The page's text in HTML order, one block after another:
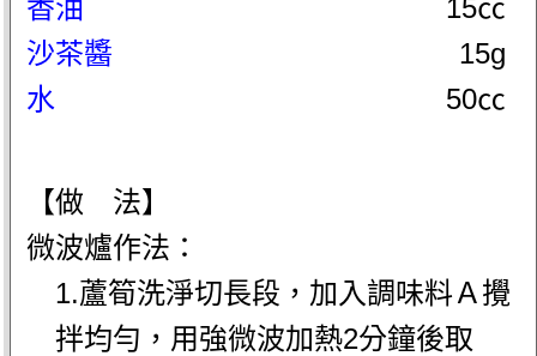
香油
15㏄
沙茶醬
15g
水
50㏄
【做 法】
微波爐作法：
1.蘆筍洗淨切長段，加入調味料Ａ攪
拌均勻，用強微波加熱2分鐘後取